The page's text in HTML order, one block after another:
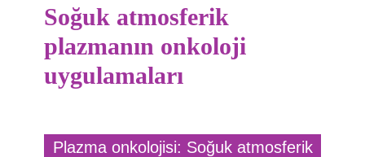
Soğuk atmosferik
plazmanın onkoloji
uygulamaları
Plazma onkolojisi: Soğuk atmosferik